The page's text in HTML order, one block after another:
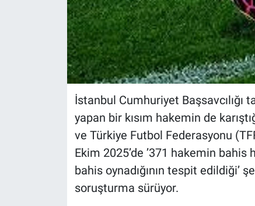
İstanbul Cumhuriyet Başsavcılığı
yapan bir kısım hakemin de
ve Türkiye Futbol Federasyonu
Ekim 2025’de ’371 hakemin bahis
bahis oynadığının tespit edildiği’
soruşturma sürüyor.